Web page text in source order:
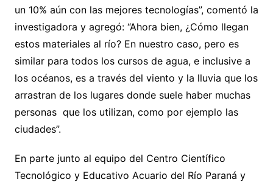
un 10% aún con las mejores tecnologías”, comentó la
investigadora y agregó: “Ahora bien, ¿Cómo llegan
estos materiales al río? En nuestro caso, pero es
similar para todos los cursos de agua, e inclusive a
los océanos, es a través del viento y la lluvia que los
arrastran de los lugares donde suele haber muchas
personas que los utilizan, como por ejemplo las
ciudades”.
En parte junto al equipo del Centro Científico
Tecnológico y Educativo Acuario del Río Paraná y